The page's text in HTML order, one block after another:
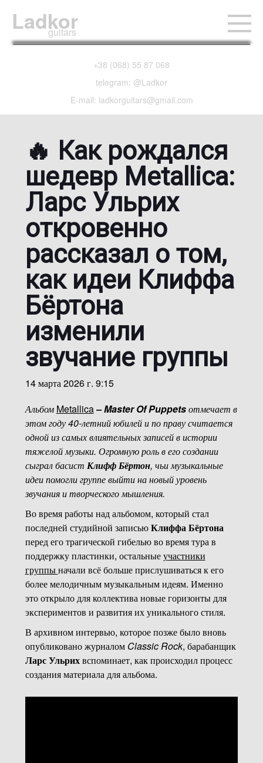
Ladkor
guitars
+38 (068) 55 87 068
telegram: @Ladkor
E-mail: ladkorguitars@gmail.com
🔥 Как рождался
шедевр Metallica:
Ларс Ульрих
откровенно
рассказал о том,
как идеи Клиффа
Бёртона
изменили
звучание группы
14 марта 2026 г. 9:15
Альбом Metallica– Master Of Puppetsотмечает в
этом году 40-летний юбилей и по праву считается
одной из самых влиятельных записей в истории
тяжелой музыки. Огромную роль в его создании
сыграл басист Клифф Бёртон, чьи музыкальные
идеи помогли группе выйти на новый уровень
звучания и творческого мышления.
Во время работы над альбомом, который стал
последней студийной записьюКлиффа Бёртона
перед его трагической гибелью во время тура в
поддержку пластинки, остальныеучастники
группыначали всё больше прислушиваться к его
более мелодичным музыкальным идеям. Именно
это открыло для коллектива новые горизонты для
экспериментов и развития их уникального стиля.
В архивном интервью, которое позже было вновь
опубликовано журналом Classic Rock, барабанщик
Ларс Ульрихвспоминает, как происходил процесс
создания материала для альбома.